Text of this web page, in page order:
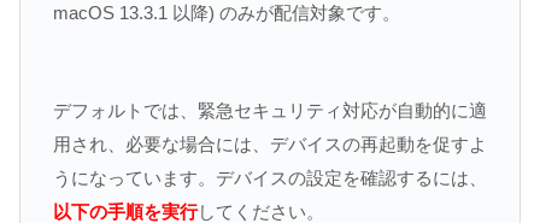
macOS 13.3.1 以降) のみが配信対象です。
デフォルトでは、緊急セキュリティ対応が自動的に適
用され、必要な場合には、デバイスの再起動を促すよ
うになっています。デバイスの設定を確認するには、
以下の手順を実行してください。